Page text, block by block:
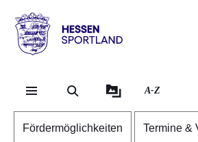
Hessen
Sportland
A-Z
Fördermöglichkeiten Termine &